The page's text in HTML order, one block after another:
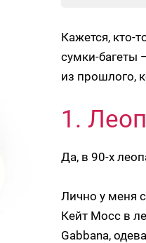
Кажется, кто-
сумки-багеты
из прошлого,
1.
Да, в 90-х
Лично у меня
Кейт Мосс в
Gabbana,